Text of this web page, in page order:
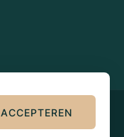
ACCEPTEREN
Algemene